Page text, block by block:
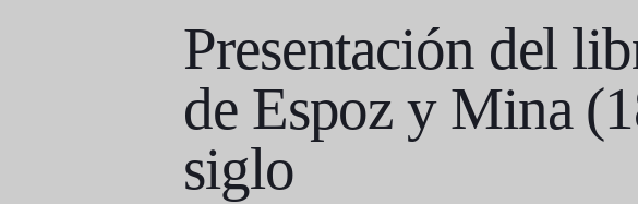
Presentación del
de Espoz y Mina
siglo